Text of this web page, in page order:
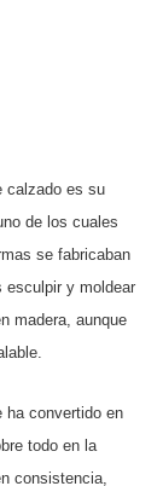
calzado es su
de los cuales
se fabricaban
esculpir y moldear
madera, aunque
ha convertido en
todo en la
consistencia,